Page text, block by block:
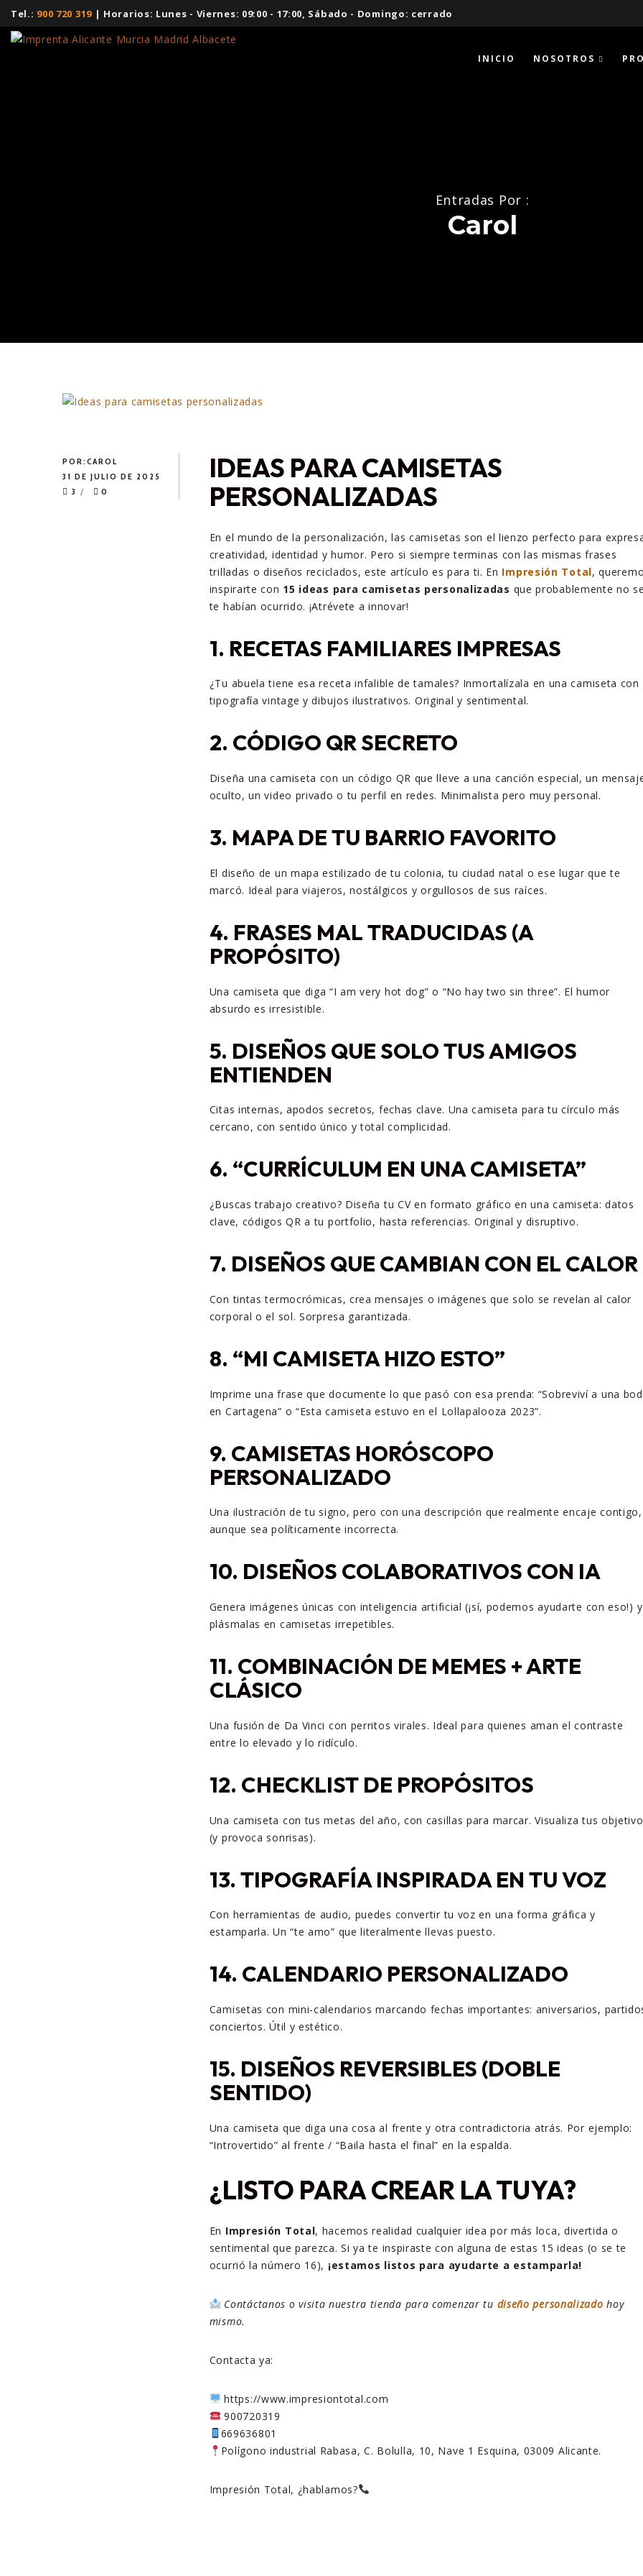
Tel.: 900 720 319| Horarios: Lunes - Viernes: 09:00 - 17:00, Sábado - Domingo: cerrado
INICIO NOSOTROS
Entradas Por :
Carol
POR:CAROL
31 DE JULIO DE 2025
3
0
IDEAS PARA CAMISETAS
PERSONALIZADAS
En el mundo de la personalización, las camisetas son el lienzo perfecto para
creatividad, identidad y humor. Pero si siempre terminas con las mismas frases
trilladas o diseños reciclados, este artículo es para ti. En Impresión Total,
inspirarte con 15 ideas para camisetas personalizadas que probablemente no
te habían ocurrido. ¡Atrévete a innovar!
1. RECETAS FAMILIARES IMPRESAS
¿Tu abuela tiene esa receta infalible de tamales? Inmortalízala en una camiseta con
tipografía vintage y dibujos ilustrativos. Original y sentimental.
2. CÓDIGO QR SECRETO
Diseña una camiseta con un código QR que lleve a una canción especial, un
oculto, un video privado o tu perfil en redes. Minimalista pero muy personal.
3. MAPA DE TU BARRIO FAVORITO
El diseño de un mapa estilizado de tu colonia, tu ciudad natal o ese lugar que te
marcó. Ideal para viajeros, nostálgicos y orgullosos de sus raíces.
4. FRASES MAL TRADUCIDAS (A
PROPÓSITO)
Una camiseta que diga “I am very hot dog” o “No hay two sin three”. El humor
absurdo es irresistible.
5. DISEÑOS QUE SOLO TUS AMIGOS
ENTIENDEN
Citas internas, apodos secretos, fechas clave. Una camiseta para tu círculo más
cercano, con sentido único y total complicidad.
6. “CURRÍCULUM EN UNA CAMISETA”
¿Buscas trabajo creativo? Diseña tu CV en formato gráfico en una camiseta: datos
clave, códigos QR a tu portfolio, hasta referencias. Original y disruptivo.
7. DISEÑOS QUE CAMBIAN CON EL CALOR
Con tintas termocrómicas, crea mensajes o imágenes que solo se revelan al calor
corporal o el sol. Sorpresa garantizada.
8. “MI CAMISETA HIZO ESTO”
Imprime una frase que documente lo que pasó con esa prenda: “Sobreviví a una
en Cartagena” o “Esta camiseta estuvo en el Lollapalooza 2023”.
9. CAMISETAS HORÓSCOPO
PERSONALIZADO
Una ilustración de tu signo, pero con una descripción que realmente encaje contigo,
aunque sea políticamente incorrecta.
10. DISEÑOS COLABORATIVOS CON IA
Genera imágenes únicas con inteligencia artificial (¡sí, podemos ayudarte con eso!) y
plásmalas en camisetas irrepetibles.
11. COMBINACIÓN DE MEMES + ARTE
CLÁSICO
Una fusión de Da Vinci con perritos virales. Ideal para quienes aman el contraste
entre lo elevado y lo ridículo.
12. CHECKLIST DE PROPÓSITOS
Una camiseta con tus metas del año, con casillas para marcar. Visualiza tus
(y provoca sonrisas).
13. TIPOGRAFÍA INSPIRADA EN TU VOZ
Con herramientas de audio, puedes convertir tu voz en una forma gráfica y
estamparla. Un “te amo” que literalmente llevas puesto.
14. CALENDARIO PERSONALIZADO
Camisetas con mini-calendarios marcando fechas importantes: aniversarios,
conciertos. Útil y estético.
15. DISEÑOS REVERSIBLES (DOBLE
SENTIDO)
Una camiseta que diga una cosa al frente y otra contradictoria atrás. Por ejemplo:
“Introvertido” al frente / “Baila hasta el final” en la espalda.
¿LISTO PARA CREAR LA TUYA?
En Impresión Total, hacemos realidad cualquier idea por más loca, divertida o
sentimental que parezca. Si ya te inspiraste con alguna de estas 15 ideas (o se te
ocurrió la número 16), ¡estamos listos para ayudarte a estamparla!
Contáctanos o visita nuestra tienda para comenzar tu diseño personalizado hoy
mismo.
Contacta ya:
https://www.impresiontotal.com
900720319
669636801
Polígono industrial Rabasa, C. Bolulla, 10, Nave 1 Esquina, 03009 Alicante.
Impresión Total, ¿hablamos?